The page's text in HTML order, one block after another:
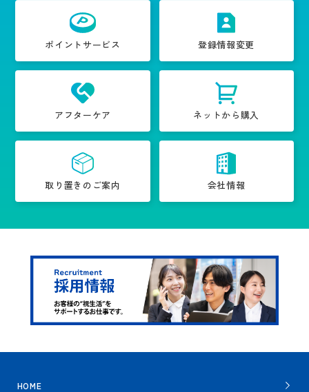
ポイントサービス 登録情報変更
アフターケア ネットから購入
取り置きのご案内 会社情報
HOME